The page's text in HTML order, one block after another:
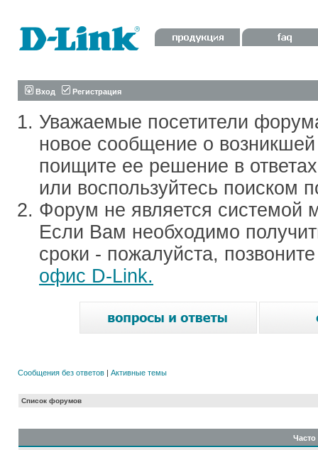
Вход Регистрация
Уважаемые посетители
новое сообщение о
поищите ее решение в
или воспользуйтесь поиском
Форум не является системой
Если Вам необходимо
сроки - пожалуйста,
офис D-Link.
Сообщения без ответов | Активные темы
Список форумов